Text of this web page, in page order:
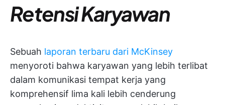
Retensi Karyawan
Sebuah laporan terbaru dari McKinsey
menyoroti bahwa karyawan yang lebih terlibat
dalam komunikasi tempat kerja yang
komprehensif lima kali lebih cenderung